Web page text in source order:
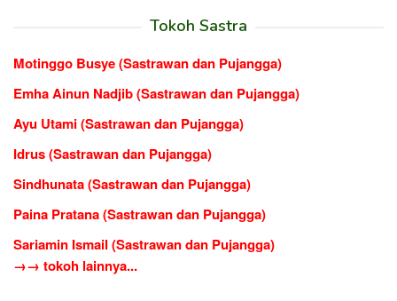
Tokoh Sastra
Motinggo Busye (Sastrawan dan Pujangga)
Emha Ainun Nadjib (Sastrawan dan Pujangga)
Ayu Utami (Sastrawan dan Pujangga)
Idrus (Sastrawan dan Pujangga)
Sindhunata (Sastrawan dan Pujangga)
Paina Pratana (Sastrawan dan Pujangga)
Sariamin Ismail (Sastrawan dan Pujangga)
→→ tokoh lainnya...